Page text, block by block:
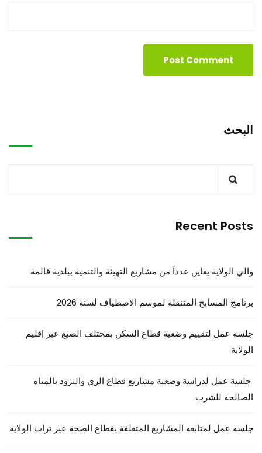
البحث
Recent Posts
والي الولاية يعاين عدداً من مشاريع التهيئة والتنمية ببلدية قالمة
برنامج المسابح المتنقلة لموسم الاصطياف لسنة 2026
جلسة عمل لتقييم وضعية قطاع السكن بمختلف الصيغ عبر إقليم
الولاية
جلسة عمل لدراسة وضعية مشاريع قطاع الري والتزود بالمياه
الصالحة للشرب
جلسة عمل لمتابعة المشاريع المتعلقة بقطاع الصحة عبر تراب الولاية